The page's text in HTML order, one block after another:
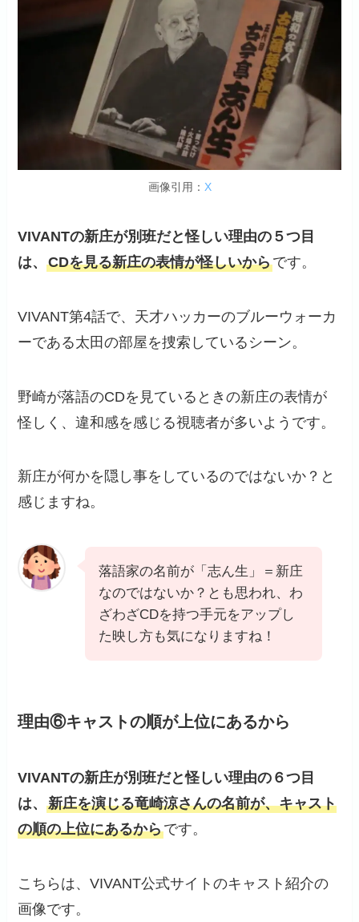
画像引用： X
VIVANTの新庄が別班だと怪 しい理由の５つ目
は、CDを見る新庄の表情が怪しいからです。
VIVANT第4話で、天才ハッカーのブルーウォーカ
ーである太田の部屋を捜索しているシーン。
野崎が落語のCDを見ているときの新庄の表情が
怪しく、違和感を感じる視聴者が多いようです。
新庄が何かを隠し事をしているのではないか？と
感じますね。
落語家の名前が「志ん生」＝新庄
なのではないか？とも思われ、わ
ざわざCDを持つ手元をアップし
た映し方も気になりますね！
理由⑥キャストの順が上位にあるから
VIVANTの新庄が別班だと怪しい理由の６つ目
は、新庄を演じる竜崎涼さんの名前が、キャスト
の順の上位にあるからです。
こちらは、VIVANT公式サイトのキャスト紹介の
画像です。